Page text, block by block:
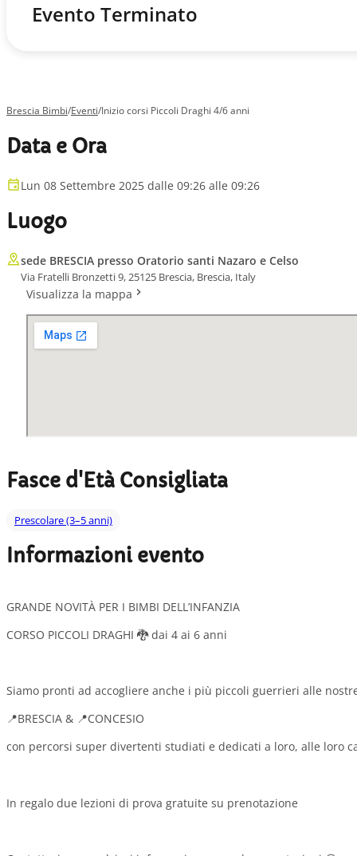
Evento Terminato
Brescia Bimbi/Eventi/Inizio corsi Piccoli Draghi 4/6 anni
Data e Ora
Lun 08 Settembre 2025 dalle 09:26 alle 09:26
Luogo
sede BRESCIA presso Oratorio santi Nazaro e Celso
Via Fratelli Bronzetti 9, 25125 Brescia, Brescia, Italy
Visualizza la mappa
Fasce d'Età Consigliata
Prescolare (3–5 anni)
Informazioni evento
GRANDE NOVITÀ PER I BIMBI DELL’INFANZIA
CORSO PICCOLI DRAGHI 🐉 dai 4 ai 6 anni
Siamo pronti ad accogliere anche i più piccoli guerrieri alle
📍BRESCIA & 📍CONCESIO
con percorsi super divertenti studiati e dedicati a loro, alle loro
In regalo due lezioni di prova gratuite su prenotazione